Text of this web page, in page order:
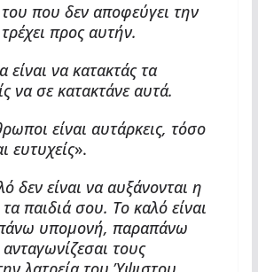
που δεν αποφεύγει την
προς αυτήν.
είναι να κατακτάς τα
να σε κατακτάνε αυτά.
είναι αυτάρκεις, τόσο
ευτυχείς».
δεν είναι να αυξάνονται η
παιδιά σου. Το καλό είναι
υπομονή, παραπάνω
τους